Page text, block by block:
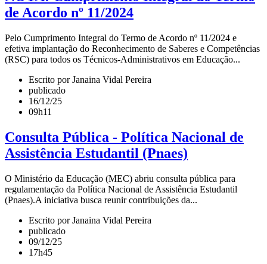
de Acordo nº 11/2024
Pelo Cumprimento Integral do Termo de Acordo nº 11/2024 e
efetiva implantação do Reconhecimento de Saberes e Competências
(RSC) para todos os Técnicos-Administrativos em Educação...
Escrito por Janaina Vidal Pereira
publicado
16/12/25
09h11
Consulta Pública - Política Nacional de
Assistência Estudantil (Pnaes)
O Ministério da Educação (MEC) abriu consulta pública para
regulamentação da Política Nacional de Assistência Estudantil
(Pnaes).A iniciativa busca reunir contribuições da...
Escrito por Janaina Vidal Pereira
publicado
09/12/25
17h45